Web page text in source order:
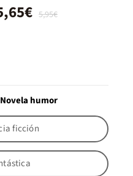
5,95€
humor
ficción